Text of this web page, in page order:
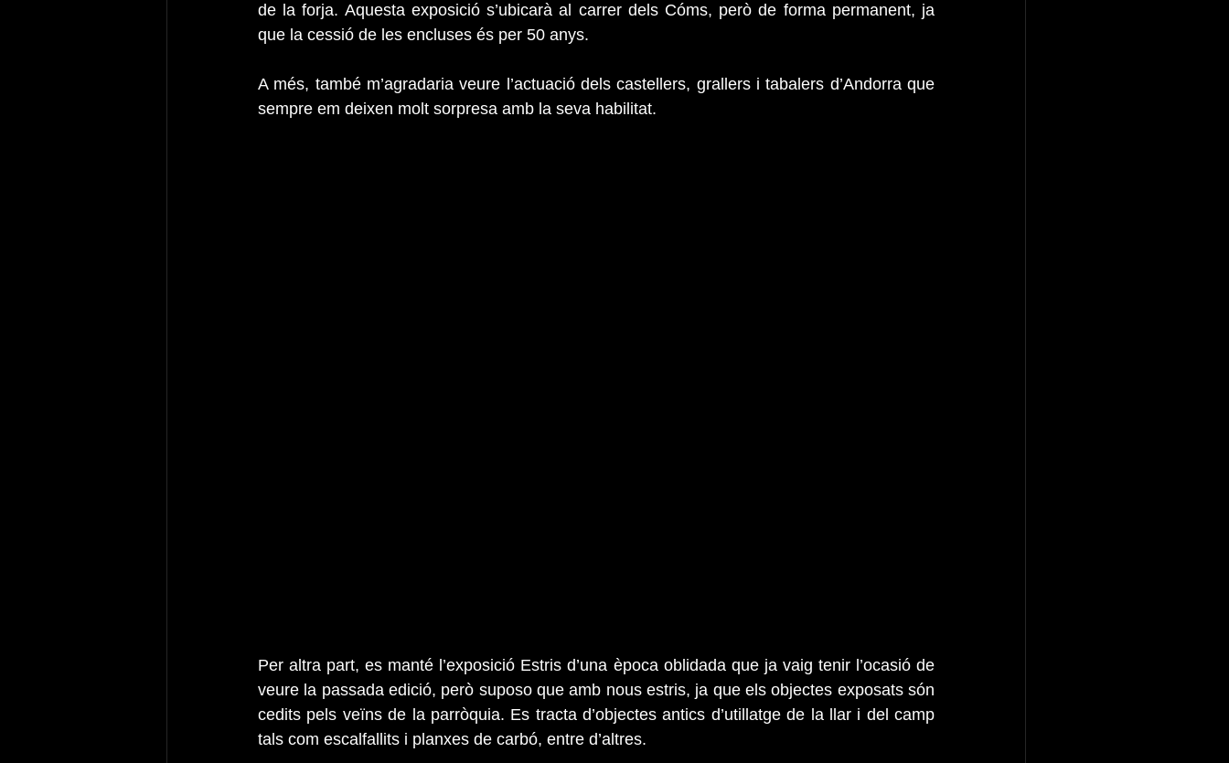
de la forja. Aquesta exposició s’ubicarà al carrer dels Cóms, però de forma permanent, ja
que la cessió de les encluses és per 50 anys.
A més, també m’agradaria veure l’actuació dels castellers, grallers i tabalers d’Andorra que
sempre em deixen molt sorpresa amb la seva habilitat.
Per altra part, es manté l’exposició Estris d’una època oblidada que ja vaig tenir l’ocasió de
veure la passada edició, però suposo que amb nous estris, ja que els objectes exposats són
cedits pels veïns de la parròquia. Es tracta d’objectes antics d’utillatge de la llar i del camp
tals com escalfallits i planxes de carbó, entre d’altres.